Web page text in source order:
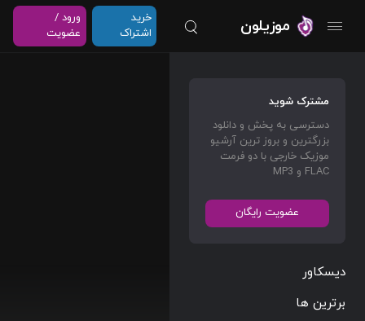
موزیلون
خرید
اشتراک
ورود /
عضویت
مشترک شوید
دسترسی به پخش و دانلود
بزرگترین و بروز ترین آرشیو
موزیک خارجی با دو فرمت
FLAC و MP3
عضویت رایگان
دیسکاور
برترین ها